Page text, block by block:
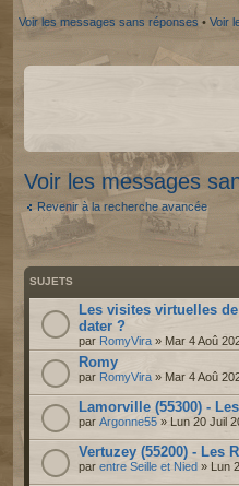
Voir les messages sans réponses • Voir
Voir les messages
Revenir à la recherche avancée
SUJETS
Les visites virtuelles
dater ?
par RomyVira » Mar 4 Aoû
Romy
par RomyVira » Mar 4 Aoû
Lamorville (55300) -
par Argonne55 » Lun 20 Juil
Vertuzey (55200) - Les
par entre Seille et Nied » Lun